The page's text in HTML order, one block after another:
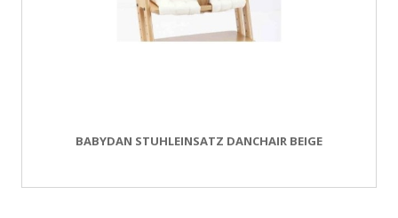
BABYDAN STUHLEINSATZ DANCHAIR BEIGE